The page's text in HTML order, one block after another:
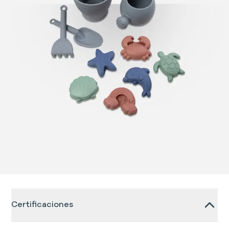
Certificaciones